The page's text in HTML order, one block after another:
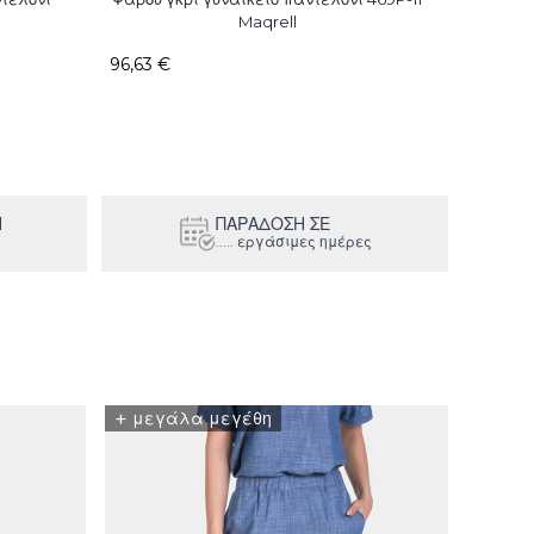
Maqrell
96,63 €
ΠΑΡΑΔΟΣΗ ΣΕ
..... εργάσιμες ημέρες
+ μεγάλα μεγέθη